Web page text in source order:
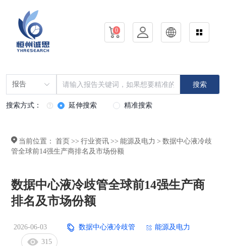
0
报告 搜索
搜索方式： 延伸搜索 精准搜索
当前位置： 首页 >> 行业资讯 >> 能源及电力 > 数据中心液冷歧
管全球前14强生产商排名及市场份额
数据中心液冷歧管全球前14强生产商
排名及市场份额
2026-06-03 数据中心液冷歧管
能源及电力
315